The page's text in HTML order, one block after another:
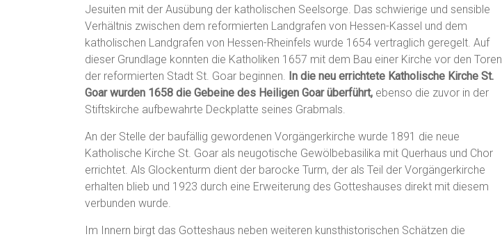
Jesuiten mit der Ausübung der katholischen Seelsorge. Das schwierige und sensible
Verhältnis zwischen dem reformierten Landgrafen von Hessen-Kassel und dem
katholischen Landgrafen von Hessen-Rheinfels wurde 1654 vertraglich geregelt. Auf
dieser Grundlage konnten die Katholiken 1657 mit dem Bau einer Kirche vor den Toren
der reformierten Stadt St. Goar beginnen. In die neu errichtete Katholische Kirche St.
Goar wurden 1658 die Gebeine des Heiligen Goar überführt, ebenso die zuvor in der
Stiftskirche aufbewahrte Deckplatte seines Grabmals.
An der Stelle der baufällig gewordenen Vorgängerkirche wurde 1891 die neue
Katholische Kirche St. Goar als neugotische Gewölbebasilika mit Querhaus und Chor
errichtet. Als Glockenturm dient der barocke Turm, der als Teil der Vorgängerkirche
erhalten blieb und 1923 durch eine Erweiterung des Gotteshauses direkt mit diesem
verbunden wurde.
Im Innern birgt das Gotteshaus neben weiteren kunsthistorischen Schätzen die